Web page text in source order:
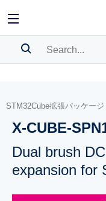
BOOKMARK
Pleaselog in to show
STM32Cube拡張パッケージ
X-CUBE-
Dual brush
expansion for